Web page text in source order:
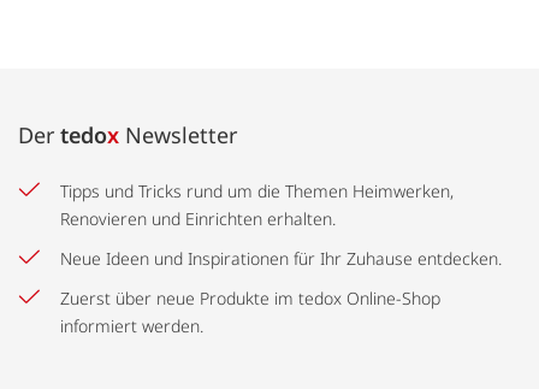
Der tedox Newsletter
Tipps und Tricks rund um die Themen Heimwerken,
Renovieren und Einrichten erhalten.
Neue Ideen und Inspirationen für Ihr Zuhause entdecken.
Zuerst über neue Produkte im tedox Online-Shop
informiert werden.